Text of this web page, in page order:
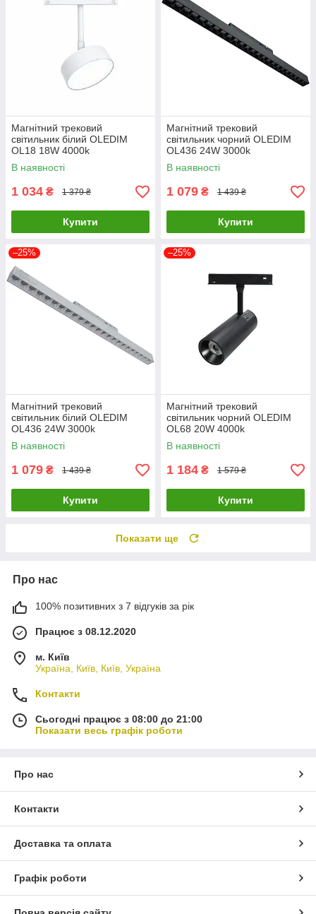
Магнітний трековий
світильник білий OLEDIM
OL18 18W 4000k
В наявності
1 034 ₴ 1 379 ₴
Купити
Магнітний трековий
світильник чорний OLEDIM
OL436 24W 3000k
В наявності
1 079 ₴ 1 439 ₴
Купити
–25%
Магнітний трековий
світильник білий OLEDIM
OL436 24W 3000k
В наявності
1 079 ₴ 1 439 ₴
Купити
–25%
Магнітний трековий
світильник чорний OLEDIM
OL68 20W 4000k
В наявності
1 184 ₴ 1 579 ₴
Купити
Показати ще
Про нас
100% позитивних з 7 відгуків за рік
Працює з 08.12.2020
м. Київ
Україна, Київ, Київ, Україна
Контакти
Сьогодні працює з 08:00 до 21:00
Показати весь графік роботи
Про нас
Контакти
Доставка та оплата
Графік роботи